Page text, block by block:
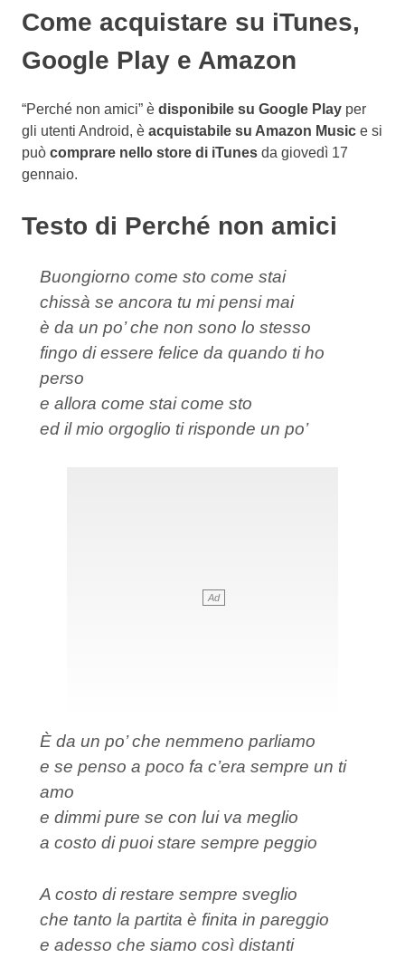
Come acquistare su iTunes,
Google Play e Amazon
“Perché non amici” è disponibile su Google Play per
gli utenti Android, è acquistabile su Amazon Music e si
può comprare nello store di iTunes da giovedì 17
gennaio.
Testo di Perché non amici
Buongiorno come sto come stai
chissà se ancora tu mi pensi mai
è da un po’ che non sono lo stesso
fingo di essere felice da quando ti ho
perso
e allora come stai come sto
ed il mio orgoglio ti risponde un po’
È da un po’ che nemmeno parliamo
e se penso a poco fa c’era sempre un ti
amo
e dimmi pure se con lui va meglio
a costo di puoi stare sempre peggio
A costo di restare sempre sveglio
che tanto la partita è finita in pareggio
e adesso che siamo così distanti